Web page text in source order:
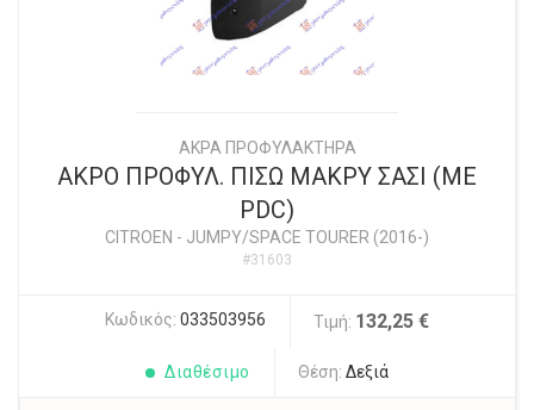
ΑΚΡΑ ΠΡΟΦΥΛΑΚΤΗΡΑ
ΑΚΡΟ ΠΡΟΦΥΛ. ΠΙΣΩ ΜΑΚΡΥ ΣΑΣΙ (ΜΕ
PDC)
CITROEN - JUMPY/SPACE TOURER (2016-)
#31603
Κωδικός: 033503956 Τιμή: 132,25 €
Διαθέσιμο Θέση: Δεξιά